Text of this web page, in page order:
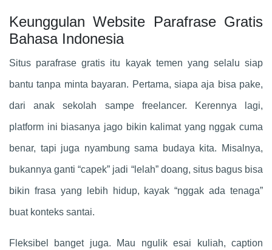
Keunggulan Website Parafrase Gratis
Bahasa Indonesia
Situs parafrase gratis itu kayak temen yang selalu siap
bantu tanpa minta bayaran. Pertama, siapa aja bisa pake,
dari anak sekolah sampe freelancer. Kerennya lagi,
platform ini biasanya jago bikin kalimat yang nggak cuma
benar, tapi juga nyambung sama budaya kita. Misalnya,
bukannya ganti “capek” jadi “lelah” doang, situs bagus bisa
bikin frasa yang lebih hidup, kayak “nggak ada tenaga”
buat konteks santai.
Fleksibel banget juga. Mau ngulik esai kuliah, caption